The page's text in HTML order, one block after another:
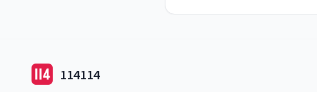
114114